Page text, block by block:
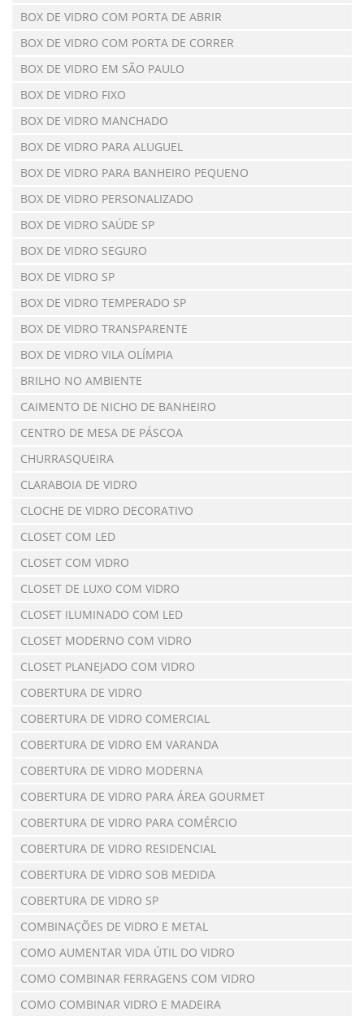
BOX DE VIDRO COM PORTA DE ABRIR
BOX DE VIDRO COM PORTA DE CORRER
BOX DE VIDRO EM SÃO PAULO
BOX DE VIDRO FIXO
BOX DE VIDRO MANCHADO
BOX DE VIDRO PARA ALUGUEL
BOX DE VIDRO PARA BANHEIRO PEQUENO
BOX DE VIDRO PERSONALIZADO
BOX DE VIDRO SAÚDE SP
BOX DE VIDRO SEGURO
BOX DE VIDRO SP
BOX DE VIDRO TEMPERADO SP
BOX DE VIDRO TRANSPARENTE
BOX DE VIDRO VILA OLÍMPIA
BRILHO NO AMBIENTE
CAIMENTO DE NICHO DE BANHEIRO
CENTRO DE MESA DE PÁSCOA
CHURRASQUEIRA
CLARABOIA DE VIDRO
CLOCHE DE VIDRO DECORATIVO
CLOSET COM LED
CLOSET COM VIDRO
CLOSET DE LUXO COM VIDRO
CLOSET ILUMINADO COM LED
CLOSET MODERNO COM VIDRO
CLOSET PLANEJADO COM VIDRO
COBERTURA DE VIDRO
COBERTURA DE VIDRO COMERCIAL
COBERTURA DE VIDRO EM VARANDA
COBERTURA DE VIDRO MODERNA
COBERTURA DE VIDRO PARA ÁREA GOURMET
COBERTURA DE VIDRO PARA COMÉRCIO
COBERTURA DE VIDRO RESIDENCIAL
COBERTURA DE VIDRO SOB MEDIDA
COBERTURA DE VIDRO SP
COMBINAÇÕES DE VIDRO E METAL
COMO AUMENTAR VIDA ÚTIL DO VIDRO
COMO COMBINAR FERRAGENS COM VIDRO
COMO COMBINAR VIDRO E MADEIRA